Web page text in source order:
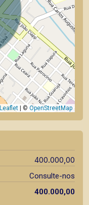
Leaflet © OpenStreetMap
400.000,00
Consulte-nos
400.000,00